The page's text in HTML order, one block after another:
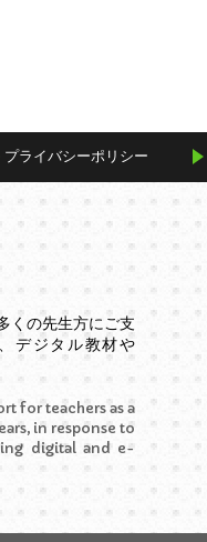
プライバシーポリシー
くの先生方にご支
デジタル教材や
for teachers as a
in response to
digital and e-